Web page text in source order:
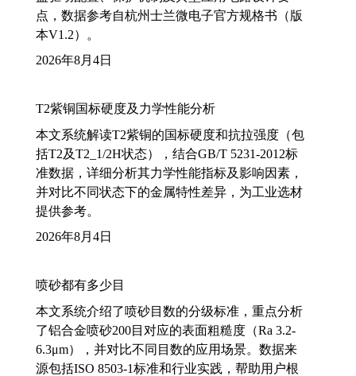
点，数据参考自杭州士兰微电子官方规格书（版
本V1.2）。
2026年8月4日
T2紫铜国标硬度及力学性能分析
本文系统解读T2紫铜的国标硬度和抗拉强度（包
括T2及T2_1/2H状态），结合GB/T 5231-2012标
准数据，详细分析其力学性能指标及影响因素，
并对比不同状态下的金属特性差异，为工业选材
提供参考。
2026年8月4日
喷砂都有多少目
本文系统介绍了喷砂目数的分级标准，重点分析
了铝合金喷砂200目对应的表面粗糙度（Ra 3.2-
6.3μm），并对比不同目数的应用场景。数据来
源包括ISO 8503-1标准和行业实践，帮助用户根